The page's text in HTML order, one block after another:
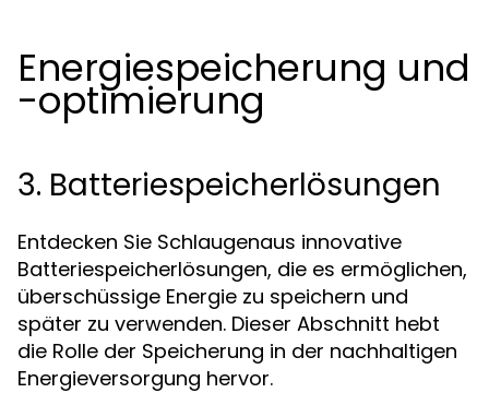
Energiespeicherung und
-optimierung
3. Batteriespeicherlösungen
Entdecken Sie Schlaugenaus innovative
Batteriespeicherlösungen, die es ermöglichen,
überschüssige Energie zu speichern und
später zu verwenden. Dieser Abschnitt hebt
die Rolle der Speicherung in der nachhaltigen
Energieversorgung hervor.